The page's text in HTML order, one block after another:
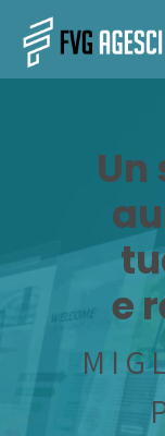
Un
e